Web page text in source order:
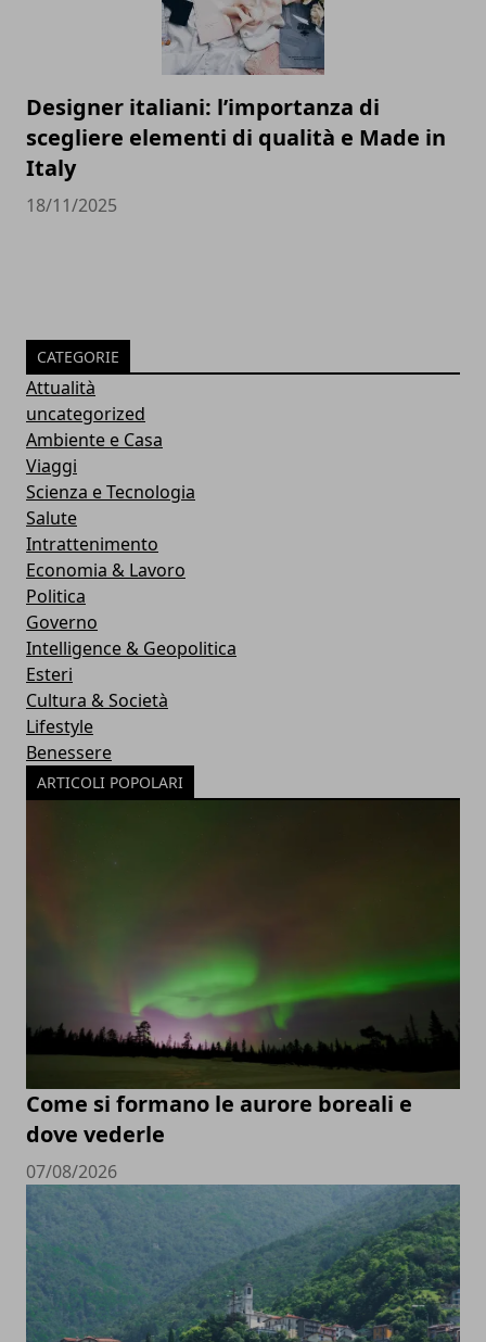
Designer italiani: l’importanza di
scegliere elementi di qualità e Made in
Italy
18/11/2025
CATEGORIE
Attualità
uncategorized
Ambiente e Casa
Viaggi
Scienza e Tecnologia
Salute
Intrattenimento
Economia & Lavoro
Politica
Governo
Intelligence & Geopolitica
Esteri
Cultura & Società
Lifestyle
Benessere
ARTICOLI POPOLARI
Come si formano le aurore boreali e
dove vederle
07/08/2026